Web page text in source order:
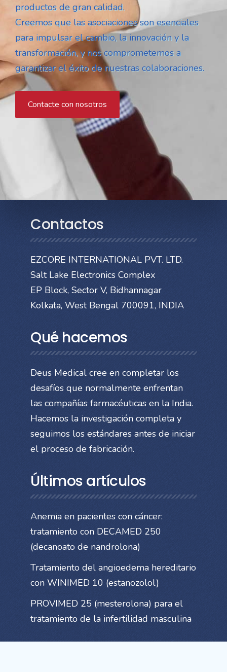
productos de gran calidad.
Creemos que las asociaciones son esenciales
para impulsar el cambio, la innovación y la
transformación, y nos comprometemos a
garantizar el éxito de nuestras colaboraciones.
Contacte con nosotros
Contactos
EZCORE INTERNATIONAL PVT. LTD.
Salt Lake Electronics Complex
EP Block, Sector V, Bidhannagar
Kolkata, West Bengal 700091, INDIA
Qué hacemos
Deus Medical cree en completar los
desafíos que normalmente enfrentan
las compañías farmacéuticas en la India.
Hacemos la investigación completa y
seguimos los estándares antes de iniciar
el proceso de fabricación.
Últimos artículos
Anemia en pacientes con cáncer:
tratamiento con DECAMED 250
(decanoato de nandrolona)
Tratamiento del angioedema hereditario
con WINIMED 10 (estanozolol)
PROVIMED 25 (mesterolona) para el
tratamiento de la infertilidad masculina